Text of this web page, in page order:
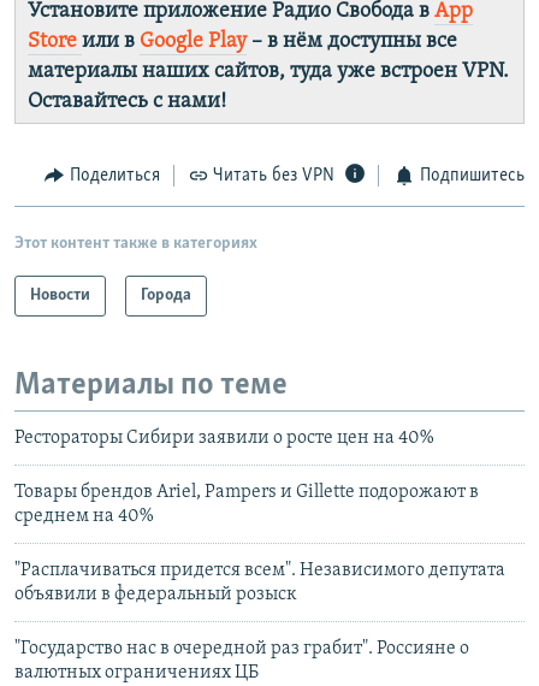
Установите приложение Радио Свобода в App
Store или в Google Play– в нём доступны все
материалы наших сайтов, туда уже встроен VPN.
Оставайтесь с нами!
Поделиться Читать без VPN Подпишитесь
Этот контент также в категориях
Новости Города
Материалы по теме
Рестораторы Сибири заявили о росте цен на 40%
Товары брендов Ariel, Pampers и Gillette подорожают в
среднем на 40%
"Расплачиваться придется всем". Независимого депутата
объявили в федеральный розыск
"Государство нас в очередной раз грабит". Россияне о
валютных ограничениях ЦБ